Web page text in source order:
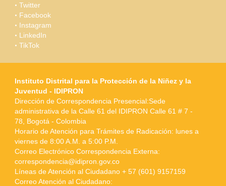
Twitter
Facebook
Instagram
LinkedIn
TikTok
Instituto Distrital para la Protección de la Niñez y la
Juventud - IDIPRON
Dirección de Correspondencia Presencial:Sede
administrativa de la Calle 61 del IDIPRON Calle 61 # 7 -
78, Bogotá - Colombia
Horario de Atención para Trámites de Radicación: lunes a
viernes de 8:00 A.M. a 5:00 P.M.
Correo Electrónico Correspondencia Externa:
correspondencia@idipron.gov.co
Líneas de Atención al Ciudadano + 57 (601) 9157159
Correo Atención al Ciudadano: